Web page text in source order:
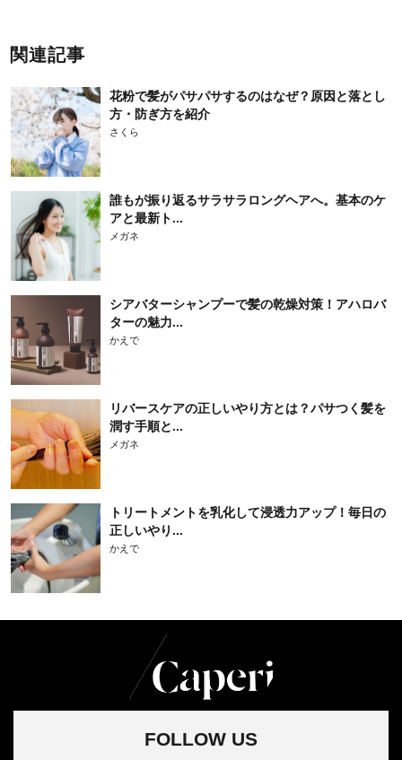
関連記事
花粉で髪がパサパサするのはなぜ？原因と落とし
方・防ぎ方を紹介
さくら
誰もが振り返るサラサラロングヘアへ。基本のケ
アと最新ト...
メガネ
シアバターシャンプーで髪の乾燥対策！アハロバ
ターの魅力...
かえで
リバースケアの正しいやり方とは？パサつく髪を
潤す手順と...
メガネ
トリートメントを乳化して浸透力アップ！毎日の
正しいやり...
かえで
FOLLOW US